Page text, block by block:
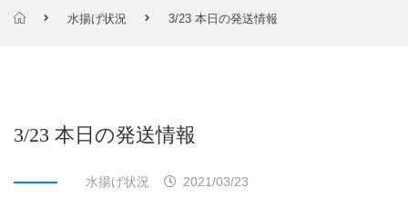
水揚げ状況 3/23 本日の発送情報
3/23 本日の発送情報
水揚げ状況 2021/03/23